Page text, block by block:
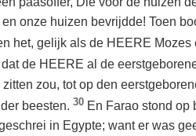
onze huizen bevrijdde! Toen
het, gelijk als de HEERE Mozes
de HEERE al de
zou, tot op den
beesten. 30 En Farao stond op
in Egypte; want er was